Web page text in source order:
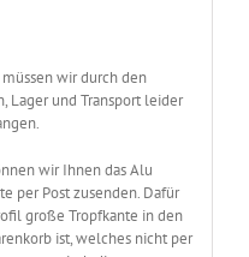
wir durch den
Lager und Transport leider
wir Ihnen das Alu
per Post zusenden. Dafür
große Tropfkante in den
ist, welches nicht per